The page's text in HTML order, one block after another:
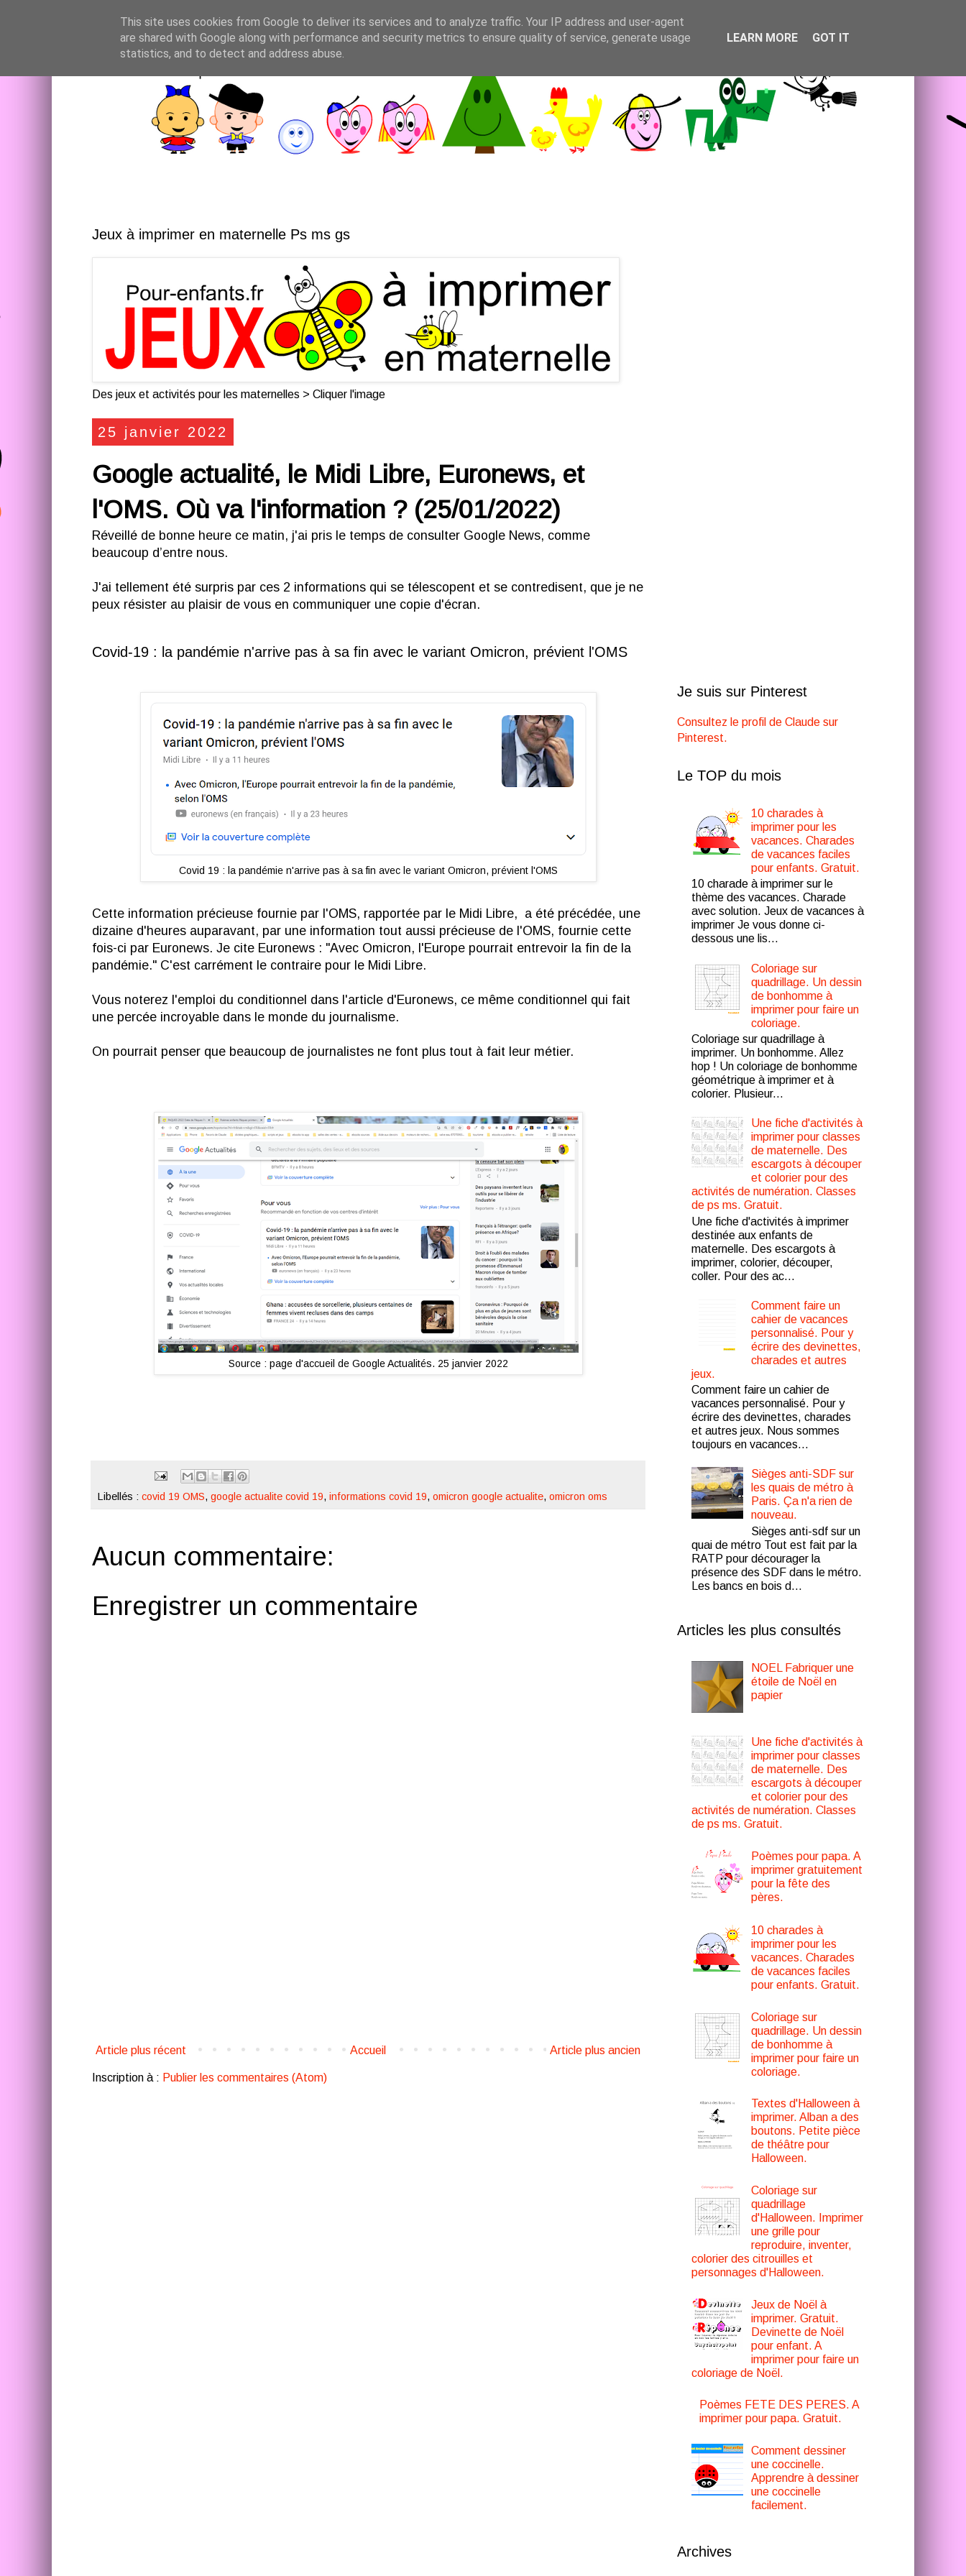
Jeux à imprimer en maternelle Ps ms gs
Des jeux et activités pour les maternelles > Cliquer l'image
25 janvier 2022
Google actualité, le Midi Libre, Euronews, et
l'OMS. Où va l'information ? (25/01/2022)
Réveillé de bonne heure ce matin, j'ai pris le temps de consulter Google News, comme
beaucoup d’entre nous.
J'ai tellement été surpris par ces 2 informations qui se télescopent et se contredisent, que je ne
peux résister au plaisir de vous en communiquer une copie d'écran.
Covid-19 : la pandémie n'arrive pas à sa fin avec le variant Omicron, prévient l'OMS
Covid 19 : la pandémie n'arrive pas à sa fin avec le variant Omicron, prévient l'OMS
Cette information précieuse fournie par l'OMS, rapportée par le Midi Libre, a été précédée, une
dizaine d'heures auparavant, par une information tout aussi précieuse de l'OMS, fournie cette
fois-ci par Euronews. Je cite Euronews : "Avec Omicron, l'Europe pourrait entrevoir la fin de la
pandémie." C'est carrément le contraire pour le Midi Libre.
Vous noterez l'emploi du conditionnel dans l'article d'Euronews, ce même conditionnel qui fait
une percée incroyable dans le monde du journalisme.
On pourrait penser que beaucoup de journalistes ne font plus tout à fait leur métier.
Source : page d'accueil de Google Actualités. 25 janvier 2022
Libellés : covid 19 OMS, google actualite covid 19, informations covid 19, omicron google actualite, omicron oms
Aucun commentaire:
Enregistrer un commentaire
Article plus récent Article plus ancien
Accueil
Inscription à : Publier les commentaires (Atom)
Je suis sur Pinterest
Consultez le profil de Claude sur
Pinterest.
Le TOP du mois
10 charades à
imprimer pour les
vacances. Charades
de vacances faciles
pour enfants. Gratuit.
10 charade à imprimer sur le
thème des vacances. Charade
avec solution. Jeux de vacances à
imprimer Je vous donne ci-
dessous une lis...
Coloriage sur
quadrillage. Un dessin
de bonhomme à
imprimer pour faire un
coloriage.
Coloriage sur quadrillage à
imprimer. Un bonhomme. Allez
hop ! Un coloriage de bonhomme
géométrique à imprimer et à
colorier. Plusieur...
Une fiche d'activités à
imprimer pour classes
de maternelle. Des
escargots à découper
et colorier pour des
activités de numération. Classes
de ps ms. Gratuit.
Une fiche d'activités à imprimer
destinée aux enfants de
maternelle. Des escargots à
imprimer, colorier, découper,
coller. Pour des ac...
Comment faire un
cahier de vacances
personnalisé. Pour y
écrire des devinettes,
charades et autres
jeux.
Comment faire un cahier de
vacances personnalisé. Pour y
écrire des devinettes, charades
et autres jeux. Nous sommes
toujours en vacances...
Sièges anti-SDF sur
les quais de métro à
Paris. Ça n'a rien de
nouveau.
Sièges anti-sdf sur un
quai de métro Tout est fait par la
RATP pour décourager la
présence des SDF dans le métro.
Les bancs en bois d...
Articles les plus consultés
NOEL Fabriquer une
étoile de Noël en
papier
Une fiche d'activités à
imprimer pour classes
de maternelle. Des
escargots à découper
et colorier pour des
activités de numération. Classes
de ps ms. Gratuit.
Poèmes pour papa. A
imprimer gratuitement
pour la fête des
pères.
10 charades à
imprimer pour les
vacances. Charades
de vacances faciles
pour enfants. Gratuit.
Coloriage sur
quadrillage. Un dessin
de bonhomme à
imprimer pour faire un
coloriage.
Textes d'Halloween à
imprimer. Alban a des
boutons. Petite pièce
de théâtre pour
Halloween.
Coloriage sur
quadrillage
d'Halloween. Imprimer
une grille pour
reproduire, inventer,
colorier des citrouilles et
personnages d'Halloween.
Jeux de Noël à
imprimer. Gratuit.
Devinette de Noël
pour enfant. A
imprimer pour faire un
coloriage de Noël.
Poèmes FETE DES PERES. A
imprimer pour papa. Gratuit.
Comment dessiner
une coccinelle.
Apprendre à dessiner
une coccinelle
facilement.
Archives
This site uses cookies from Google to deliver its services and to analyze traffic. Your IP address and user-agent
are shared with Google along with performance and security metrics to ensure quality of service, generate usage
statistics, and to detect and address abuse.
LEARN MORE GOT IT